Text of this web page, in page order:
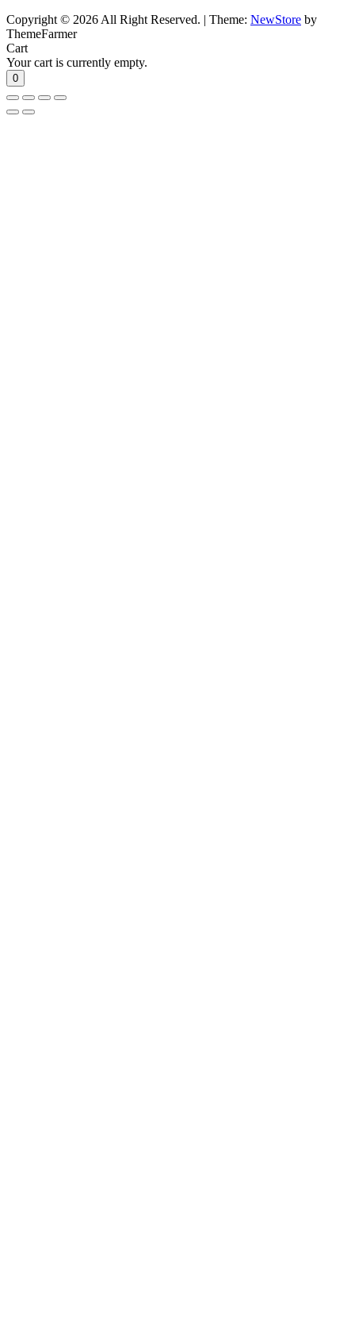
Copyright © 2026 All Right Reserved. | Theme: NewStore by
ThemeFarmer
Cart
Your cart is currently empty.
0